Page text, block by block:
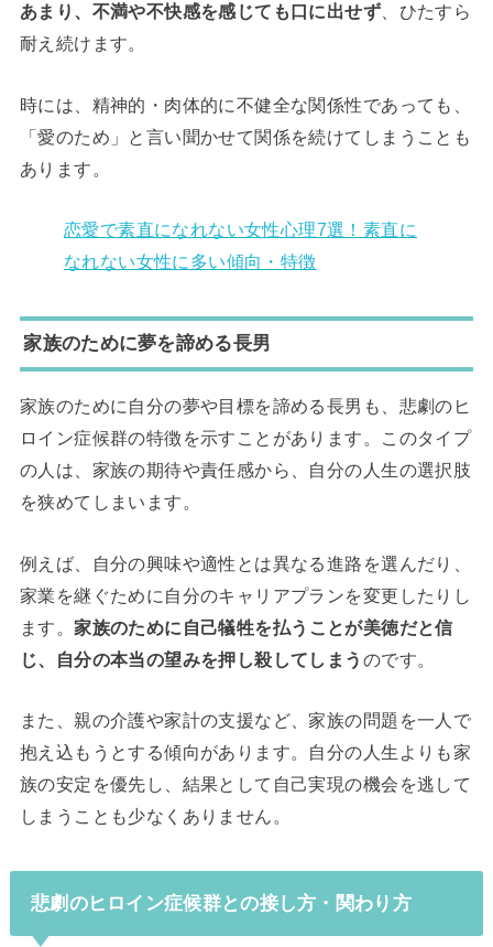
あまり、不満や不快感を感じても口に出せず 、ひたすら
耐え続けます。
時には、精神的・肉体的に不健全な関係性であっても、
「愛のため」と言い聞かせて関係を続けてしまうことも
あります。
恋愛で素直になれない女性心理7選！素直に
なれない女性に多い傾向・特徴
家族のために夢を諦める長男
家族のために自分の夢や目標を諦める長男も、悲劇のヒ
ロイン症候群の特徴を示すことがあります。このタイプ
の人は、家族の期待や責任感から、自分の人生の選択肢
を狭めてしまいます。
例えば、自分の興味や適性とは異なる進路を選んだり、
家業を継ぐために自分のキャリアプランを変更したりし
ます。家族のために自己犠牲を払うことが美徳だと信
じ、自分の本当の望みを押し殺してしまう のです。
また、親の介護や家計の支援など、家族の問題を一人で
抱え込もうとする傾向があります。自分の人生よりも家
族の安定を優先し、結果として自己実現の機会を逃して
しまうことも少なくありません。
悲劇のヒロイン症候群との接し方・関わり方